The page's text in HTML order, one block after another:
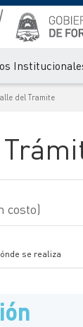
del Tramite
costo)
se realiza